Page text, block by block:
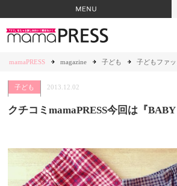
mamaPRESS magazine 子ども 子どもファ
子ども 2013.12.02
クチコミmamaPRESS今回は『BABY